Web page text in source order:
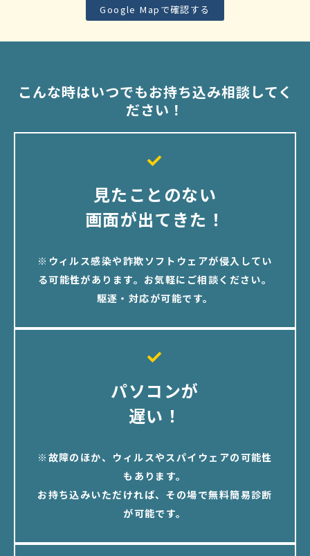
Google Mapで確認する
こんな時はいつでもお持ち込み相談してく
ださい！
見たことのない
画面が出てきた！
※ウィルス感染や詐欺ソフトウェアが侵入してい
る可能性があります。お気軽にご相談ください。
駆逐・対応が可能です。
パソコンが
遅い！
※故障のほか、ウィルスやスパイウェアの可能性
もあります。
お持ち込みいただければ、その場で無料簡易診断
が可能です。